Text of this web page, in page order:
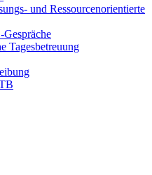
und Ressourcenorientierte
Tagesbetreuung